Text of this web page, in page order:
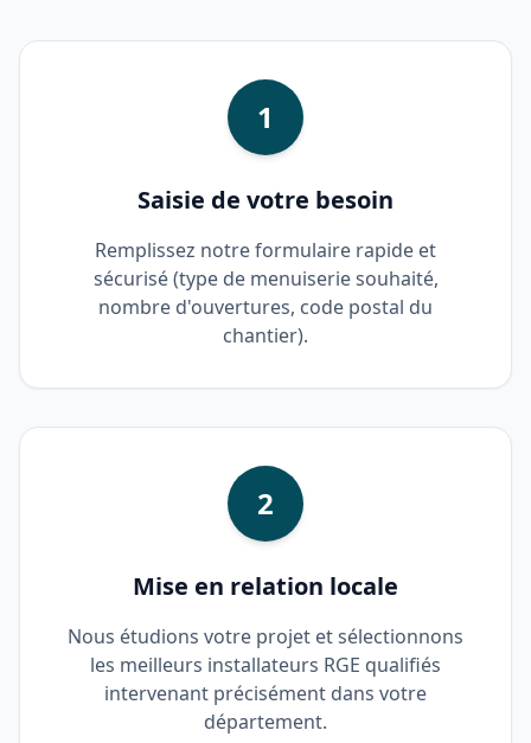
1
Saisie de votre besoin
Remplissez notre formulaire rapide et
sécurisé (type de menuiserie souhaité,
nombre d'ouvertures, code postal du
chantier).
2
Mise en relation locale
Nous étudions votre projet et sélectionnons
les meilleurs installateurs RGE qualifiés
intervenant précisément dans votre
département.